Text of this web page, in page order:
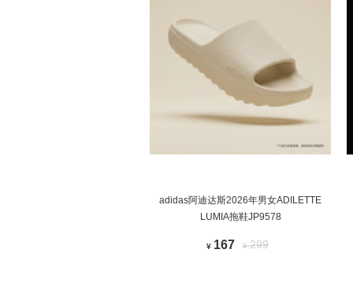
adidas阿迪达斯2026年男女ADILETTE
LUMIA拖鞋JP9578
¥ 167 ¥299